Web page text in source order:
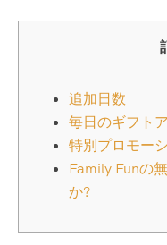
追加日数
毎日のギフト
特別プロモー
Family Funの
か?